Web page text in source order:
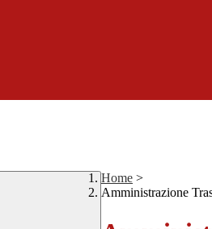
Home >
Amministrazione